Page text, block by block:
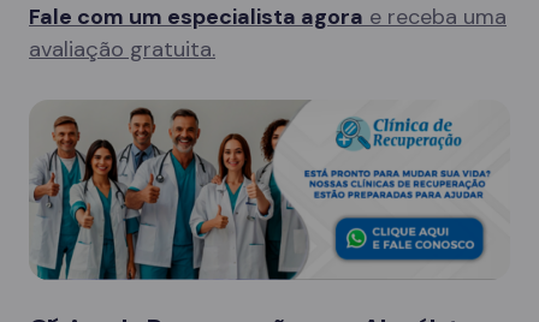
Fale com um especialista agora e receba uma
avaliação gratuita.